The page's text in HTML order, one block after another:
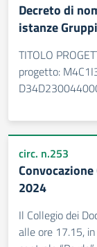
Decreto di
istanze
TITOLO
progetto:
circ. n.253
2024
Il Collegio dei
alle ore 17.15,